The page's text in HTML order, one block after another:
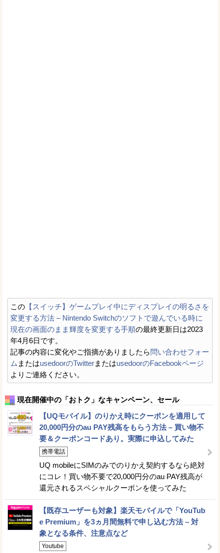
この 【スイッチ】ゲームプレイ中にディスプレイの明るさを
変更する方法 – Nintendo Switchのソフトで遊んでいる時に
現在の画面のまま輝度を変更する手順の最終更新日は2023
年4月6日です。
記事の内容に変化やご指摘がありましたら問い合わせフォー
ム またはusedoorのTwitterまたはusedoorのFacebookページ
よりご連絡ください。
現在開催中の「おトク」なキャンペーン、セール
【UQモバイル】のりかえ時にクーポンを適用して
20,000円分のau PAY残高をもらう方法 – 買い物不
要＆クーポンコードあり。実際に申込してみた
携帯電話
UQ mobileにSIMのみでのりかえ契約するなら絶対
にコレ！買い物不要で20,000円分のau PAY残高が
還元されるスペシャルクーポンを使ってみた
【既存ユーザーも対象】楽天モバイルで「YouTub
e Premium」を3ヵ月間無料で申し込む方法 – 対
象となる条件、注意点など
Youtube